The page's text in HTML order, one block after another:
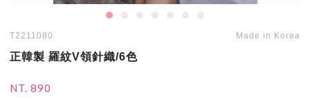
T2211080 Made in Korea
正韓製 羅紋V領針織/6色
NT. 890